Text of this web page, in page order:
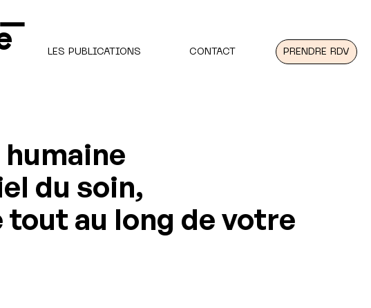
LES PUBLICATIONS CONTACT PRENDRE RDV
du soin,
tout au long de votre